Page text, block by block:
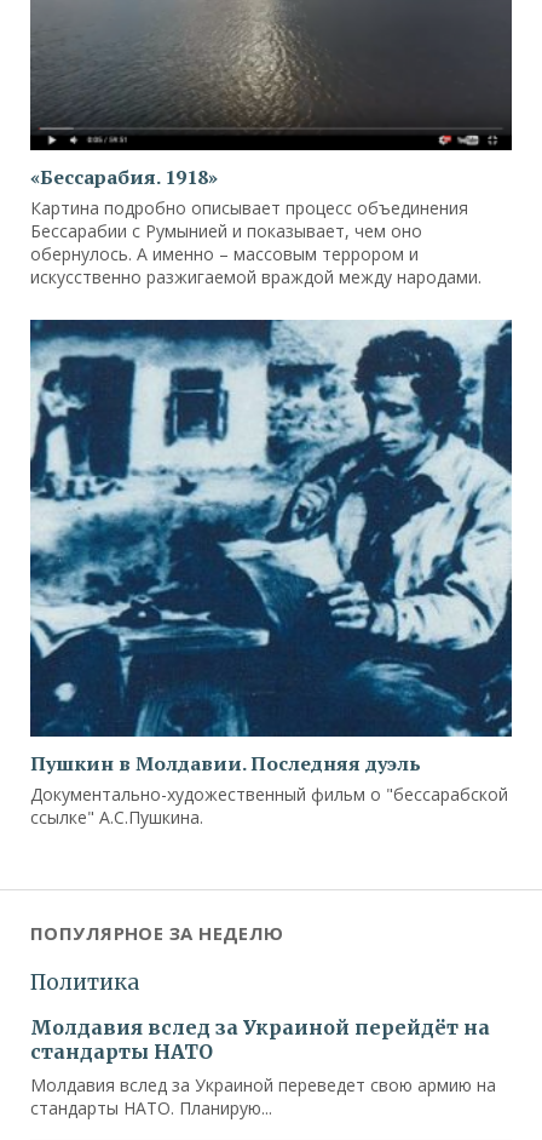
«Бессарабия. 1918»
Картина подробно описывает процесс объединения
Бессарабии с Румынией и показывает, чем оно
обернулось. А именно – массовым террором и
искусственно разжигаемой враждой между народами.
Пушкин в Молдавии. Последняя дуэль
Документально-художественный фильм о "бессарабской
ссылке" А.С.Пушкина.
ПОПУЛЯРНОЕ ЗА НЕДЕЛЮ